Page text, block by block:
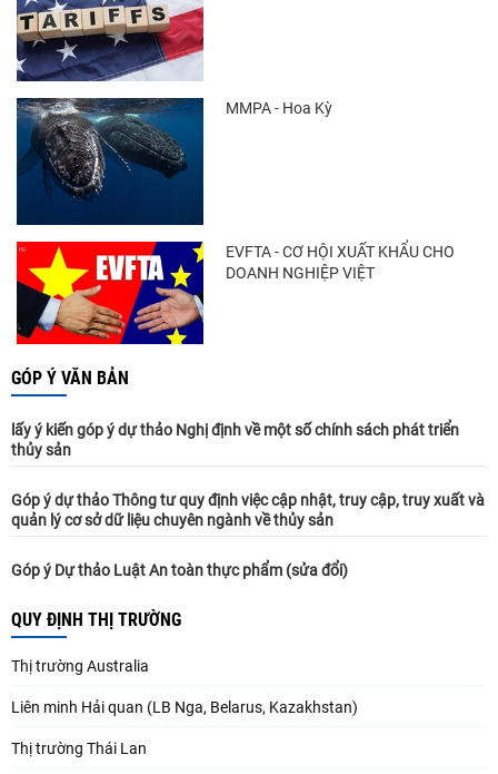
MMPA - Hoa Kỳ
EVFTA - CƠ HỘI XUẤT KHẨU CHO
DOANH NGHIỆP VIỆT
GÓP Ý VĂN BẢN
lấy ý kiến góp ý dự thảo Nghị định về một số chính sách phát triển
thủy sản
Góp ý dự thảo Thông tư quy định việc cập nhật, truy cập, truy xuất và
quản lý cơ sở dữ liệu chuyên ngành về thủy sản
Góp ý Dự thảo Luật An toàn thực phẩm (sửa đổi)
QUY ĐỊNH THỊ TRƯỜNG
Thị trường Australia
Liên minh Hải quan (LB Nga, Belarus, Kazakhstan)
Thị trường Thái Lan